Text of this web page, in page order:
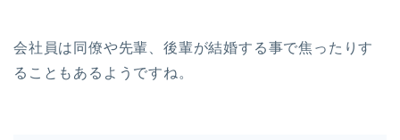
会社員は同僚や先輩、後輩が結婚する事で焦ったりす
ることもあるようですね。